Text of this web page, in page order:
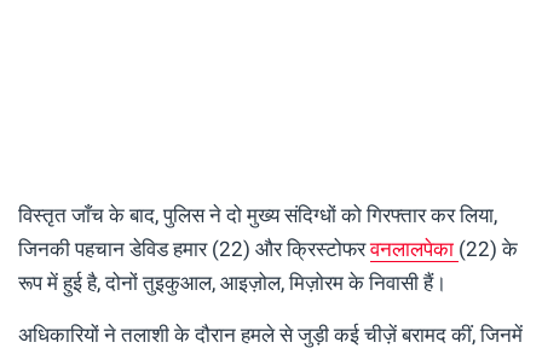
विस्तृत जाँच के बाद, पुलिस ने दो मुख्य संदिग्धों को गिरफ्तार कर लिया,
जिनकी पहचान डेविड हमार (22) और क्रिस्टोफरवनलालपेका (22) के
रूप में हुई है, दोनों तुइकुआल, आइज़ोल, मिज़ोरम के निवासी हैं।
अधिकारियों ने तलाशी के दौरान हमले से जुड़ी कई चीज़ें बरामद कीं, जिनमें